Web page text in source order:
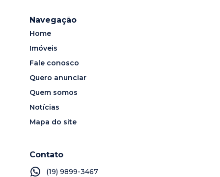
Navegação
Home
Imóveis
Fale conosco
Quero anunciar
Quem somos
Notícias
Mapa do site
Contato
(19) 9899-3467